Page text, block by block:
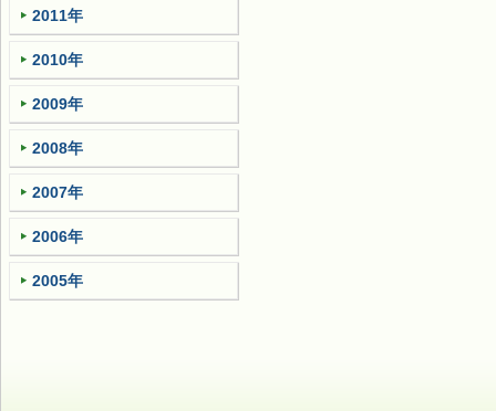
2011年
2010年
2009年
2008年
2007年
2006年
2005年